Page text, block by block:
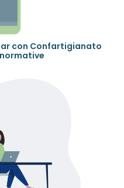
con Confartigianato